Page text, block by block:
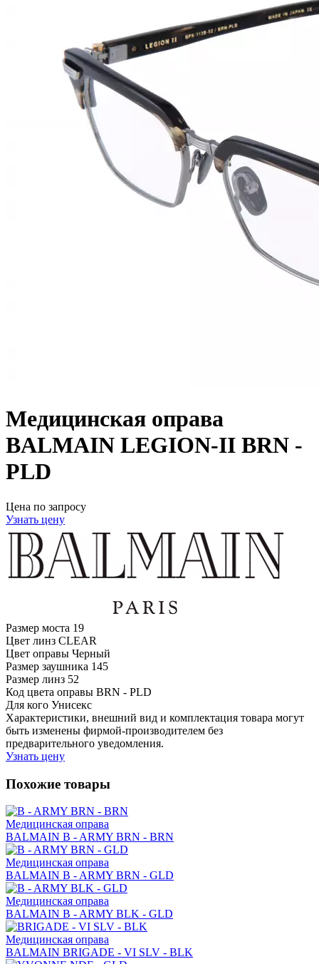
Медицинская оправа
BALMAIN LEGION-II BRN -
PLD
Цена по запросу
Узнать цену
Размер моста 19
Цвет линз CLEAR
Цвет оправы Черный
Размер заушника 145
Размер линз 52
Код цвета оправы BRN - PLD
Для кого Унисекс
Характеристики, внешний вид и комплектация товара могут
быть изменены фирмой-производителем без
предварительного уведомления.
Узнать цену
Похожие товары
Медицинская оправа
BALMAIN B - ARMY BRN - BRN
Медицинская оправа
BALMAIN B - ARMY BRN - GLD
Медицинская оправа
BALMAIN B - ARMY BLK - GLD
Медицинская оправа
BALMAIN BRIGADE - VI SLV - BLK